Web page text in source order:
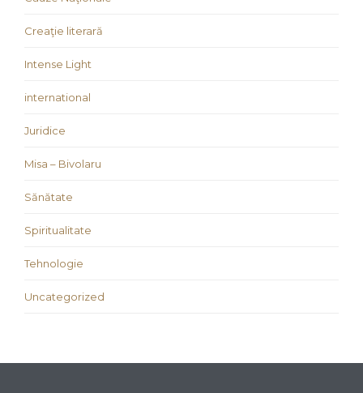
Creaţie literară
Intense Light
international
Juridice
Misa – Bivolaru
Sănătate
Spiritualitate
Tehnologie
Uncategorized